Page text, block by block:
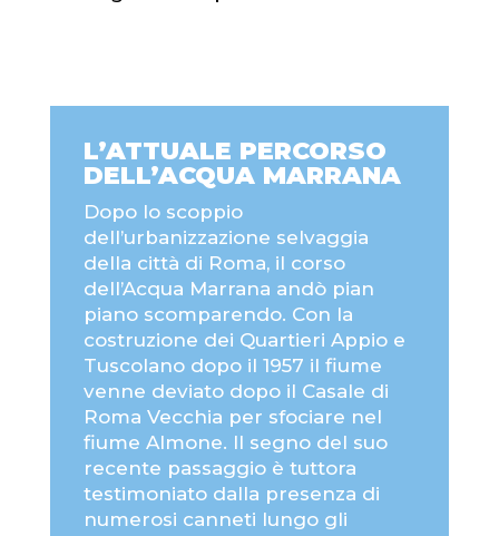
L’ATTUALE PERCORSO
DELL’ACQUA MARRANA
Dopo lo scoppio
dell’urbanizzazione selvaggia
della città di Roma, il corso
dell’Acqua Marrana andò pian
piano scomparendo. Con la
costruzione dei Quartieri Appio e
Tuscolano dopo il 1957 il fiume
venne deviato dopo il Casale di
Roma Vecchia per sfociare nel
fiume Almone. Il segno del suo
recente passaggio è tuttora
testimoniato dalla presenza di
numerosi canneti lungo gli